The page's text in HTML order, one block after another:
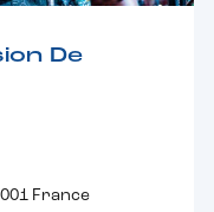
De
France